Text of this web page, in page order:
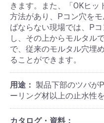
きます。また、「OKヒッ
方法があり、Pコン穴を
ばならない現場では、P
し、その上からモルタル
で、従来のモルタル穴埋
ることができます。
用途： 製品下部のツバが
ーリング材以上の止水性
カタログ・資料：